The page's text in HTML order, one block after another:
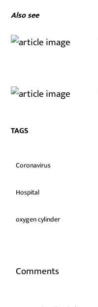
Also see
TAGS
Coronavirus
Hospital
oxygen cylinder
Comments